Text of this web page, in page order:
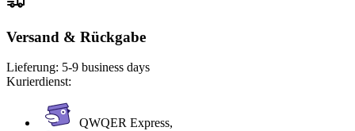
Versand & Rückgabe
Lieferung: 5-9 business days
Kurierdienst:
QWQER Express,